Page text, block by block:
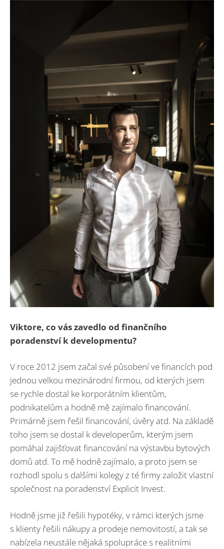
Viktore, co vás zavedlo od finančního
poradenství k developmentu?
V roce 2012 jsem začal své působení ve financích pod
jednou velkou mezinárodní firmou, od kterých jsem
se rychle dostal ke korporátním klientům,
podnikatelům a hodně mě zajímalo financování.
Primárně jsem řešil financování, úvěry atd. Na základě
toho jsem se dostal k developerům, kterým jsem
pomáhal zajišťovat financování na výstavbu bytových
domů atd. To mě hodně zajímalo, a proto jsem se
rozhodl spolu s dalšími kolegy z té firmy založit vlastní
společnost na poradenství Explicit Invest.
Hodně jsme již řešili hypotéky, v rámci kterých jsme
s klienty řešili nákupy a prodeje nemovitostí, a tak se
nabízela neustále nějaká spolupráce s realitními